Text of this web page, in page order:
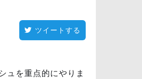
ツイートする
ュを重点的にやりま